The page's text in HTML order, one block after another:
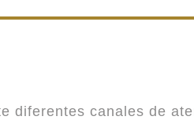
diferentes canales de